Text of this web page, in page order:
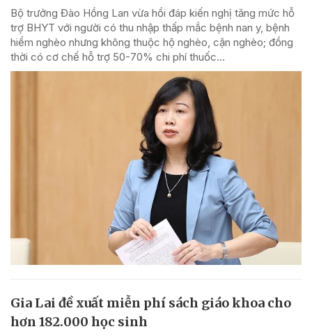
Bộ trưởng Đào Hồng Lan vừa hồi đáp kiến nghị tăng mức hỗ
trợ BHYT với người có thu nhập thấp mắc bệnh nan y, bệnh
hiểm nghèo nhưng không thuộc hộ nghèo, cận nghèo; đồng
thời có cơ chế hỗ trợ 50-70% chi phí thuốc...
Gia Lai đề xuất miễn phí sách giáo khoa cho
hơn 182.000 học sinh